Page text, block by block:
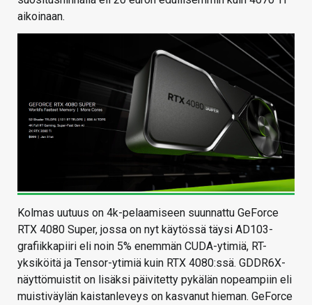
aikoinaan.
Kolmas uutuus on 4k-pelaamiseen suunnattu GeForce
RTX 4080 Super, jossa on nyt käytössä täysi AD103-
grafiikkapiiri eli noin 5% enemmän CUDA-ytimiä, RT-
yksiköitä ja Tensor-ytimiä kuin RTX 4080:ssä. GDDR6X-
näyttömuistit on lisäksi päivitetty pykälän nopeampiin eli
muistiväylän kaistanleveys on kasvanut hieman. GeForce